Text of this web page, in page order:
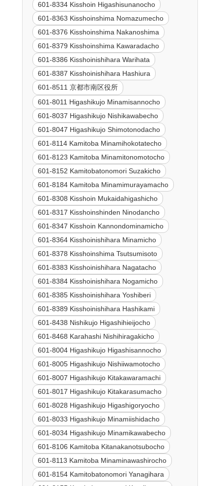
601-8334 Kisshoin Higashisunanocho
601-8363 Kisshoinshima Nomazumecho
601-8376 Kisshoinshima Nakanoshima
601-8379 Kisshoinshima Kawaradacho
601-8386 Kisshoinishihara Warihata
601-8387 Kisshoinishihara Hashiura
601-8511 京都市南区役所
601-8011 Higashikujo Minamisannocho
601-8037 Higashikujo Nishikawabecho
601-8047 Higashikujo Shimotonodacho
601-8114 Kamitoba Minamihokotatecho
601-8123 Kamitoba Minamitonomotocho
601-8152 Kamitobatonomori Suzakicho
601-8184 Kamitoba Minamimurayamacho
601-8308 Kisshoin Mukaidahigashicho
601-8317 Kisshoinshinden Ninodancho
601-8347 Kisshoin Kannondominamicho
601-8364 Kisshoinishihara Minamicho
601-8378 Kisshoinshima Tsutsumisoto
601-8383 Kisshoinishihara Nagatacho
601-8384 Kisshoinishihara Nogamicho
601-8385 Kisshoinishihara Yoshiberi
601-8389 Kisshoinishihara Hashikami
601-8438 Nishikujo Higashihieijocho
601-8468 Karahashi Nishihiragakicho
601-8004 Higashikujo Higashisannocho
601-8005 Higashikujo Nishiiwamotocho
601-8007 Higashikujo Kitakawaramachi
601-8017 Higashikujo Kitakarasumacho
601-8028 Higashikujo Higashigoryocho
601-8033 Higashikujo Minamiishidacho
601-8034 Higashikujo Minamikawabecho
601-8106 Kamitoba Kitanakanotsubocho
601-8113 Kamitoba Minaminawashirocho
601-8154 Kamitobatonomori Yanagihara